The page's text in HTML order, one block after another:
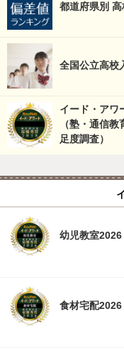
都道府県別
全国公立高校
イード・アワ
（塾・通信
足度調査）
幼児教室2026
食材宅配2026